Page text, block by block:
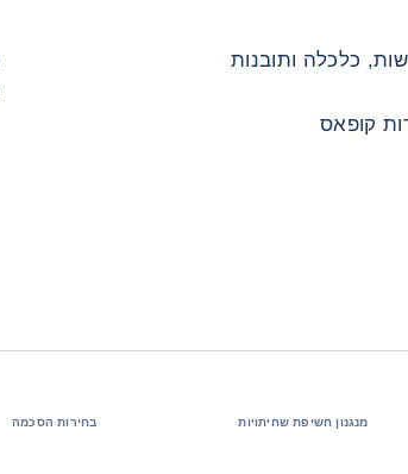
כלכלה ותובנות
קופאס
מנגנון חשיפת שחיתויות בחירות הסכמה